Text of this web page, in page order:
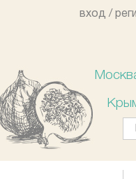
вход /